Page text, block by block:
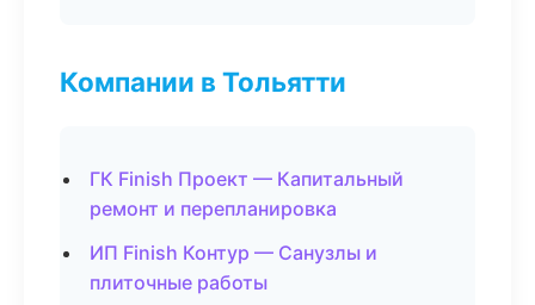
Компании в Тольятти
ГК Finish Проект — Капитальный
ремонт и перепланировка
ИП Finish Контур — Санузлы и
плиточные работы